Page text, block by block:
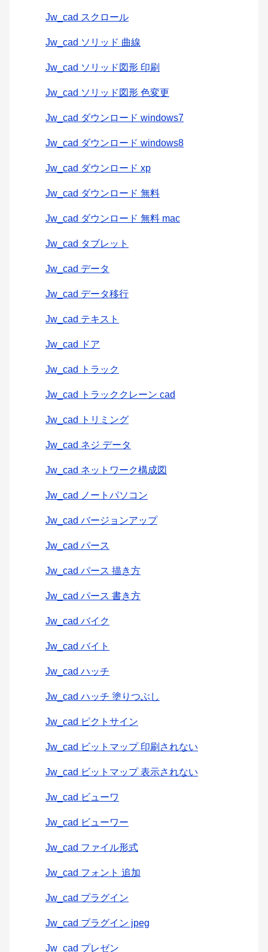
Jw_cad スクロール
Jw_cad ソリッド 曲線
Jw_cad ソリッド図形 印刷
Jw_cad ソリッド図形 色変更
Jw_cad ダウンロード windows7
Jw_cad ダウンロード windows8
Jw_cad ダウンロード xp
Jw_cad ダウンロード 無料
Jw_cad ダウンロード 無料 mac
Jw_cad タブレット
Jw_cad データ
Jw_cad データ移行
Jw_cad テキスト
Jw_cad ドア
Jw_cad トラック
Jw_cad トラッククレーン cad
Jw_cad トリミング
Jw_cad ネジ データ
Jw_cad ネットワーク構成図
Jw_cad ノートパソコン
Jw_cad バージョンアップ
Jw_cad パース
Jw_cad パース 描き方
Jw_cad パース 書き方
Jw_cad バイク
Jw_cad バイト
Jw_cad ハッチ
Jw_cad ハッチ 塗りつぶし
Jw_cad ピクトサイン
Jw_cad ビットマップ 印刷されない
Jw_cad ビットマップ 表示されない
Jw_cad ビューワ
Jw_cad ビューワー
Jw_cad ファイル形式
Jw_cad フォント 追加
Jw_cad プラグイン
Jw_cad プラグイン jpeg
Jw_cad プレゼン